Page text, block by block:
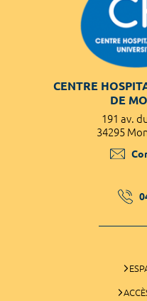
CENTRE
DE
191 av.
34295